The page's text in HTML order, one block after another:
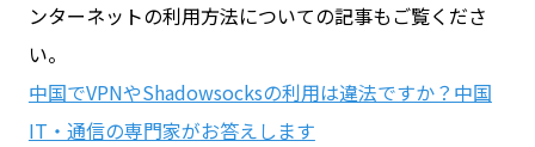
ンターネットの利用方法についての記事もご覧くださ
い。
中国でVPNやShadowsocksの利用は違法ですか？中国
IT・通信の専門家がお答えします